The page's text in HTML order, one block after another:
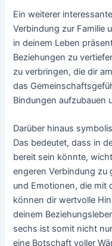
Ein weiterer
Verbindung zur Familie
in deinem Leben
Beziehungen zu
zu verbringen, die dir
das
Bindungen aufzubauen
Darüber hinaus
Das bedeutet, dass in
bereit sein könnte,
engeren Verbindung zu
und Emotionen, die mit
können dir wertvolle
deinem
sechs ist somit nicht
eine Botschaft voller